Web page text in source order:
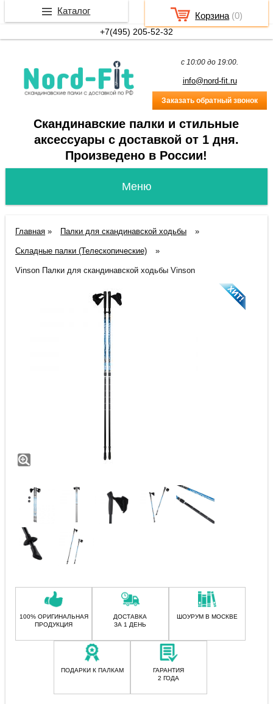
c 10:00 до 19:00.
info@nord-fit.ru
Заказать обратный звонок
Скандинавские палки и стильные
аксессуары с доставкой от 1 дня.
Произведено в России!
Главная » Палки для скандинавской ходьбы »
Складные палки (Телескопические) »
Vinson Палки для скандинавской ходьбы Vinson
100% ОРИГИНАЛЬНАЯ
ПРОДУКЦИЯ
ДОСТАВКА
ЗА 1 ДЕНЬ
ШОУРУМ В МОСКВЕ
ПОДАРКИ К ПАЛКАМ
ГАРАНТИЯ
2 ГОДА
+7(495) 205-52-32
Корзина (0)
Каталог